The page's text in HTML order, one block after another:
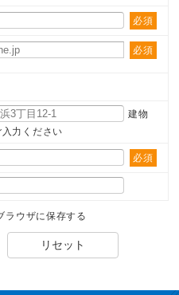
必須
必須
建物
力ください
必須
ラウザに保存する
リセット